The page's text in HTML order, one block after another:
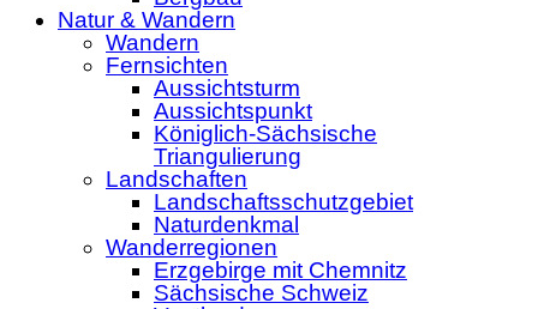
Natur & Wandern
Wandern
Fernsichten
Aussichtsturm
Aussichtspunkt
Königlich-Sächsische
Triangulierung
Landschaften
Landschaftsschutzgebiet
Naturdenkmal
Wanderregionen
Erzgebirge mit Chemnitz
Sächsische Schweiz